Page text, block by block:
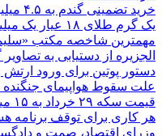
خرید تضمینی گندم به ۴.۵ میلیون تن رسید
یک گرم طلای ۱۸ عیار یک میلیون و ۲۱۰ هزار تومان معامله شد
مهمترین شاخصه مکتب
الجزیره از دستیابی به
دستور پوتین برای ورود
علت سقوط هواپیمای جنگنده F۱۴ در اصفهان مشخص شد
قیمت سکه ۲۹ خرداد به ۱۵ میلیون و ۴۳۰ هزار تومان رسید
هر کاری برای توقف برنامه